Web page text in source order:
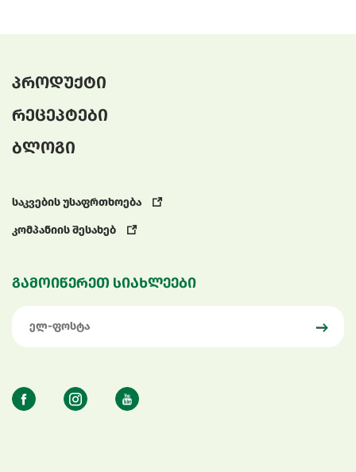
პროდუქტი
რეცეპტები
ბლოგი
საკვების უსაფრთხოება
კომპანიის შესახებ
გამოიწერეთ სიახლეები